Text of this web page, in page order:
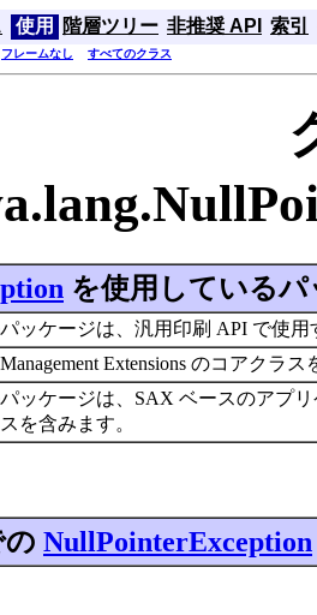
使用 階層ツリー 非推奨 API 索引
フレームなし すべてのクラス
を使用している
ッケージは、汎用印刷 API で使
Management Extensions のコアクラ
ッケージは、SAX ベースのアプ
を含みます。
の NullPointerException